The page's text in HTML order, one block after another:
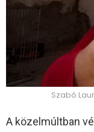
Szabó
A közelmúltban